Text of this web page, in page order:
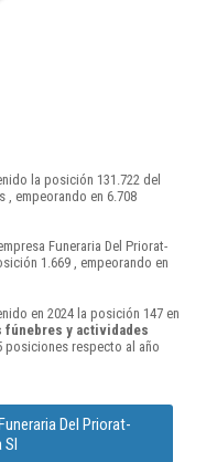
la posición 131.722 del
, empeorando en 6.708
Funeraria Del Priorat-
1.669 , empeorando en
en 2024 la posición 147 en
fúnebres y actividades
posiciones respecto al año
Del Priorat-
Sl